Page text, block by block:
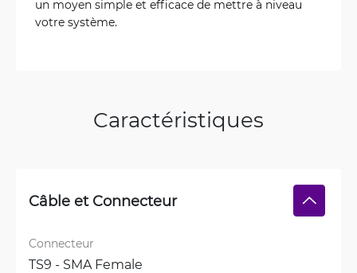
un moyen simple et efficace de mettre à niveau
votre système.
Caractéristiques
Câble et Connecteur
Connecteur
TS9 - SMA Female